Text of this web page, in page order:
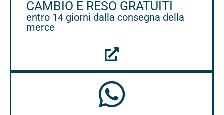
CAMBIO E RESO GRATUITI
entro 14 giorni dalla consegna della
merce